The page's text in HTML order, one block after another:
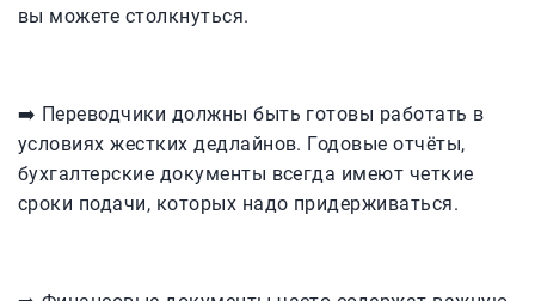
вы можете столкнуться.
➡️ Переводчики должны быть готовы работать в
условиях жестких дедлайнов. Годовые отчёты,
бухгалтерские документы всегда имеют четкие
сроки подачи, которых надо придерживаться.